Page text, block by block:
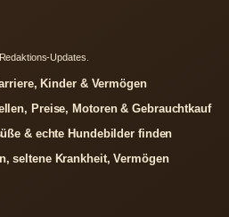
Updates.
Kinder & Vermögen
Preise, Motoren & Gebrauchtkauf
& echte Hundebilder finden
seltene Krankheit, Vermögen